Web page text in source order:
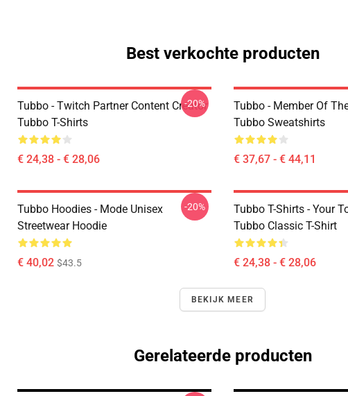
Best verkochte producten
Tubbo - Twitch Partner Content Creator
Tubbo T-Shirts
€ 24,38 - € 28,06
-20%
Tubbo - Member Of
Tubbo Sweatshirts
€ 37,67 - € 44,11
Tubbo Hoodies - Mode Unisex
Streetwear Hoodie
€ 40,02 $43.5
-20%
Tubbo T-Shirts - Your
Tubbo Classic T-Shirt
€ 24,38 - € 28,06
BEKIJK MEER
Gerelateerde producten